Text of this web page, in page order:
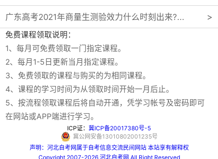
广东高考2021年商量生测验效力什么时刻出来?...
免费课程领取说明：
1、每月可免费领取一门指定课程。
2、每月1-5日更新当月指定课程。
3、免费领取的课程与购买的为相同课程。
4、课程的学习时间为从领取时间开始一月后止。
5、按流程领取课程后将自动开通，凭学习帐号及密码即可
在网站或APP端进行学习。
ICP证： 冀ICP备20017380号-5
冀公网安备13010802001235号
声明：河北自考网属于自考信息交流民间网站 本站享有解释权
Copyright 2007-2026 河北自考网 All Right Reserved